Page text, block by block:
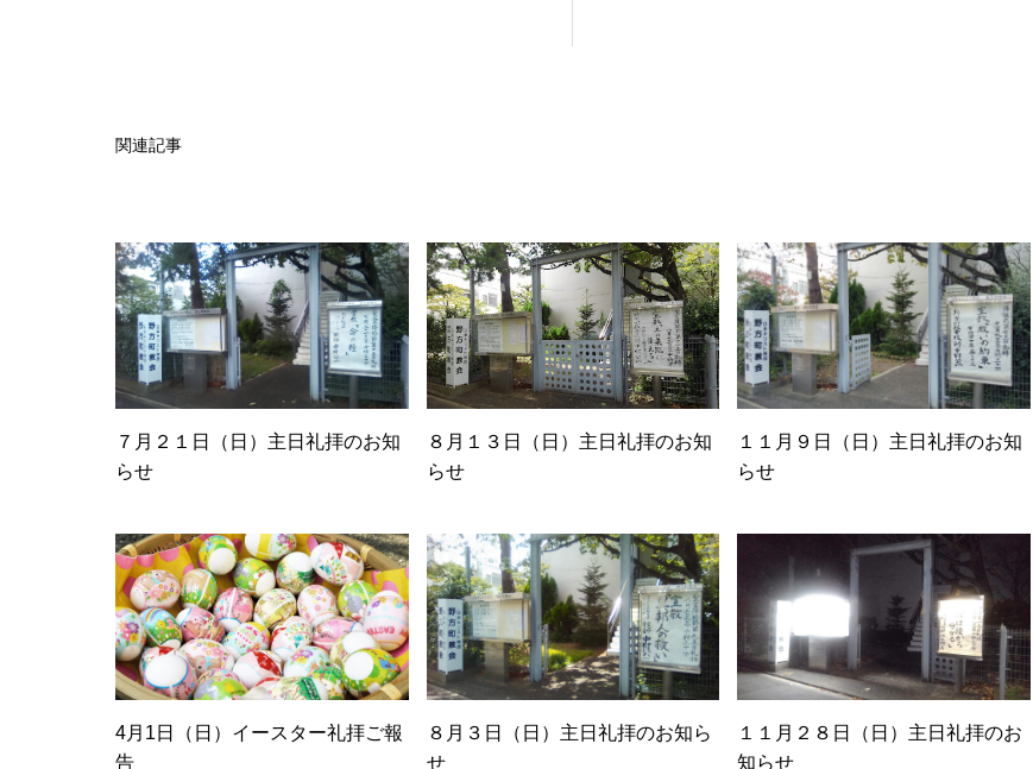
関連記事
７月２１日（日）主日礼拝のお知
らせ
８月１３日（日）主日礼拝のお知
らせ
１１月９日（日）主日礼拝のお知
らせ
4月1日（日）イースター礼拝ご報
告
８月３日（日）主日礼拝のお知ら
せ
１１月２８日（日）主日礼拝のお
知らせ